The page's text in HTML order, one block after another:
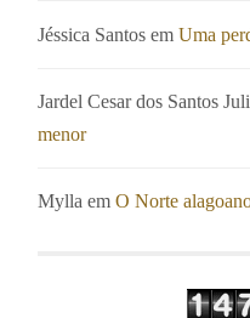
Jéssica Santos emUma
Jardel Cesar dos Santos
menor
Mylla emO Norte